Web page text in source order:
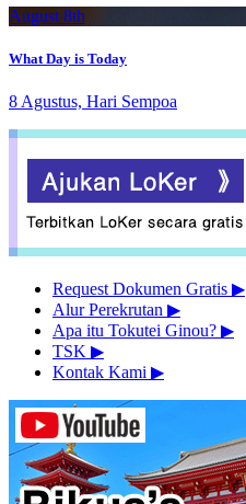
August 8th
What Day is Today
8 Agustus, Hari Sempoa
Request Dokumen Gratis ▶︎
Alur Perekrutan ▶︎
Apa itu Tokutei Ginou? ▶︎
TSK ▶︎
Kontak Kami ▶︎